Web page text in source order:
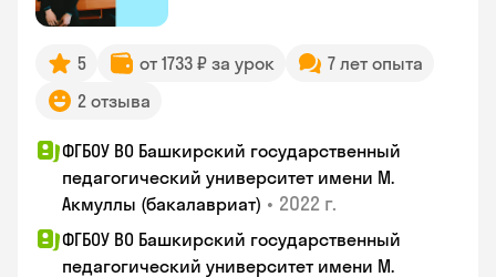
5 от 1733 ₽ за урок
7 лет опыта
2 отзыва
ФГБОУ ВО Башкирский государственный
педагогический университет имени М.
Акмуллы (бакалавриат) • 2022 г.
ФГБОУ ВО Башкирский государственный
педагогический университет имени М.